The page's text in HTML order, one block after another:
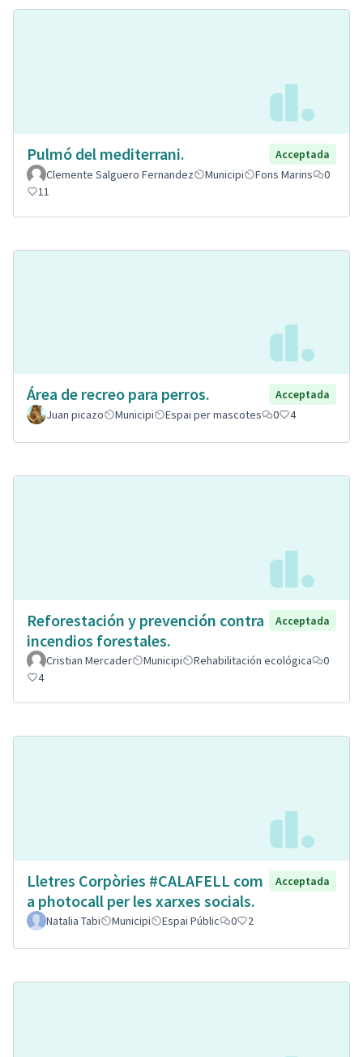
Pulmó del mediterrani.
Acceptada
Clemente Salguero Fernandez
Municipi Fons Marins
0
11
Área de recreo para perros.
Acceptada
Juan picazo
Municipi Espai per mascotes 0 4
Reforestación y prevención contra
incendios forestales.
Acceptada
Cristian Mercader Municipi Rehabilitación ecológica
0
4
Lletres Corpòries #CALAFELL com
a photocall per les xarxes socials.
Acceptada
Natalia Tabi Municipi Espai Públic 0 2